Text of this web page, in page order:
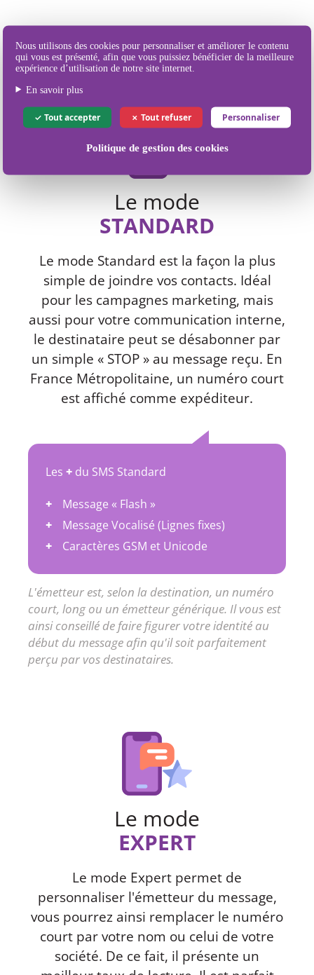
Nous utilisons des cookies pour personnaliser et améliorer le contenu
qui vous est présenté, afin que vous puissiez bénéficier de la meilleure
expérience d’utilisation de notre site internet.
En savoir plus
Tout accepter Tout refuser Personnaliser
Politique de gestion des cookies
Nos différents
modes d'envoi de SMS
Le mode
STANDARD
Le mode Standard est la façon la plus
simple de joindre vos contacts. Idéal
pour les campagnes marketing, mais
aussi pour votre communication interne,
le destinataire peut se désabonner par
un simple « STOP » au message reçu. En
France Métropolitaine, un numéro court
est affiché comme expéditeur.
Les + du SMS Standard
Message « Flash »
Message Vocalisé (Lignes fixes)
Caractères GSM et Unicode
L'émetteur est, selon la destination, un numéro
court, long ou un émetteur générique. Il vous est
ainsi conseillé de faire figurer votre identité au
début du message afin qu'il soit parfaitement
perçu par vos destinataires.
Le mode
EXPERT
Le mode Expert permet de
personnaliser l'émetteur du message,
vous pourrez ainsi remplacer le numéro
court par votre nom ou celui de votre
société. De ce fait, il présente un